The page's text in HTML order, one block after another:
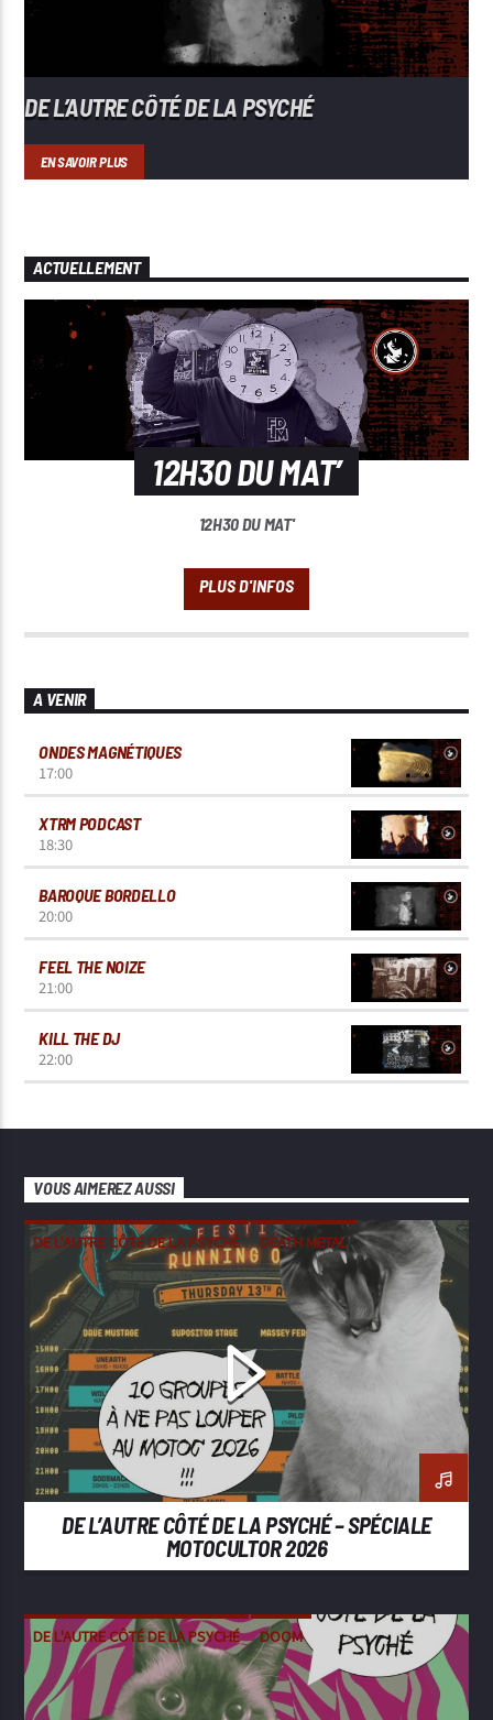
DE L’AUTRE CÔTÉ DE LA PSYCHÉ
EN SAVOIR PLUS
ACTUELLEMENT
12H30 DU MAT’
12H30 DU MAT'
A VENIR
ONDES MAGNÉTIQUES
17:00
XTRM PODCAST
18:30
BAROQUE BORDELLO
20:00
FEEL THE NOIZE
21:00
KILL THE DJ
22:00
VOUS AIMEREZ AUSSI
DE L'AUTRE CÔTÉ DE LA PSYCHÉ
DEATH METAL
DOOM
HEAVY METAL METAL STONER
DE L’AUTRE CÔTÉ DE LA PSYCHÉ – SPÉCIALE
MOTOCULTOR 2026
DE L'AUTRE CÔTÉ DE LA PSYCHÉ
DOOM
METAL
POST-METAL STONER